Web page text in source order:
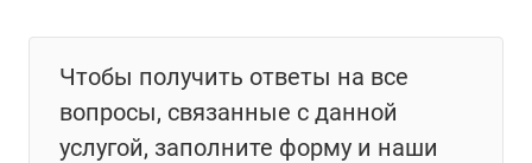
Чтобы получить ответы на все
вопросы, связанные с данной
услугой, заполните форму и наши